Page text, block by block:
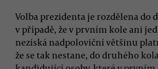
Volba prezidenta je rozdělena do
v případě, že v prvním kole ani
nezíská nadpoloviční většinu
že se tak nestane, do druhého